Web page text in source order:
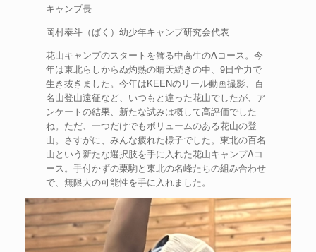
キャンプ長
岡村泰斗（ばく）幼少年キャンプ研究会代表
花山キャンプのスタートを飾る中高生のAコース。今
年は東北らしからぬ灼熱の晴天続きの中、9日全力で
生き抜きました。今年はKEENのリール動画撮影、百
名山登山遠征など、いつもと違った花山でしたが、ア
ンケートの結果、新たな試みは概して高評価でした
ね。ただ、一つだけでもボリュームのある花山の登
山。さすがに、みんな疲れた様子でした。東北の百名
山という新たな選択肢を手に入れた花山キャンプAコ
ース。手付かずの栗駒と東北の名峰たちの組み合わせ
で、無限大の可能性を手に入れました。